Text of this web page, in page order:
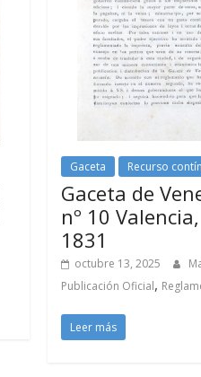
Gaceta Recurso
Gaceta de
nº 10
1831
octubre 13, 2025
Publicación Oficial,
Leer más